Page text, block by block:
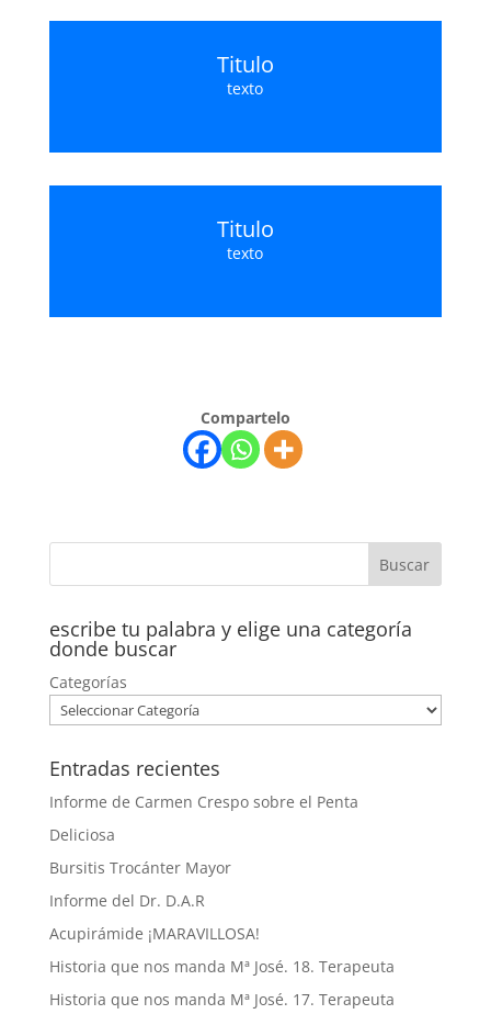
Titulo
texto
Titulo
texto
Compartelo
escribe tu palabra y elige una categoría
donde buscar
Categorías
Entradas recientes
Informe de Carmen Crespo sobre el Penta
Deliciosa
Bursitis Trocánter Mayor
Informe del Dr. D.A.R
Acupirámide ¡MARAVILLOSA!
Historia que nos manda Mª José. 18. Terapeuta
Historia que nos manda Mª José. 17. Terapeuta